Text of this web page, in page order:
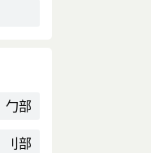
勹部
刂部